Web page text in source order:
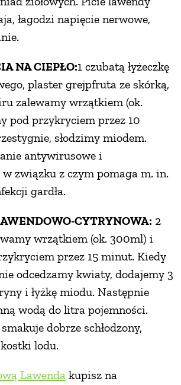
łagodzi napięcie nerwowe,
NA CIEPŁO:1 czubatą łyżeczkę
plaster grejpfruta ze skórką,
zalewamy wrzątkiem (ok.
pod przykryciem przez 10
słodzimy miodem.
antywirusowe i
związku z czym pomaga m. in.
gardła.
CYTRYNOWA: 2
wrzątkiem (ok. 300ml) i
przez 15 minut. Kiedy
odcedzamy kwiaty, dodajemy 3
i łyżkę miodu. Następnie
wodą do litra pojemności.
dobrze schłodzony,
lodu.
Lawenda kupisz na